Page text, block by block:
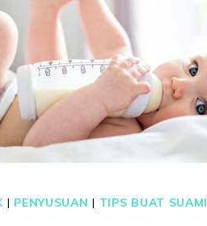
| PENYUSUAN | TIPS BUAT SUAMI